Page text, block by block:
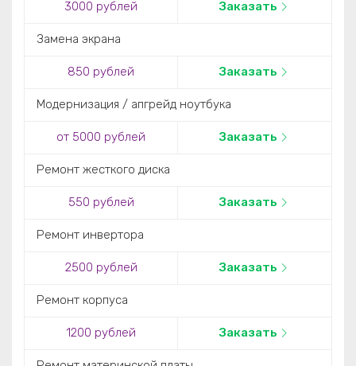
3000 рублей Заказать
Замена экрана
850 рублей Заказать
Модернизация / апгрейд ноутбука
от 5000 рублей Заказать
Ремонт жесткого диска
550 рублей Заказать
Ремонт инвертора
2500 рублей Заказать
Ремонт корпуса
1200 рублей Заказать